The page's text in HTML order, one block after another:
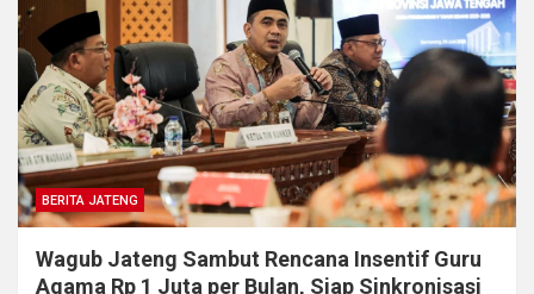
BERITA JATENG
Wagub Jateng Sambut Rencana Insentif Guru
Agama Rp 1 Juta per Bulan, Siap Sinkronisasi